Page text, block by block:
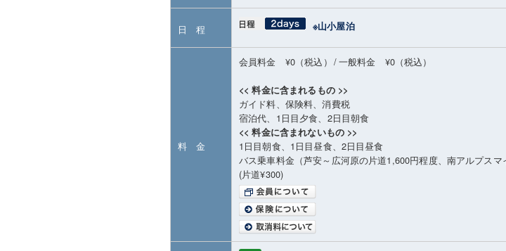
日 程 ※山小屋泊
料 金
会員料金 ¥0（税込） /一般料金 ¥0（税込）
<< 料金に含まれるもの >>
ガイド料、保険料、消費税
宿泊代、1日目夕食、2日目朝食
<< 料金に含まれないもの >>
1日目朝食、1日目昼食、2日目昼食
バス乗車料金（芦安～広河原の片道1,600円程度、南アルプス
(片道¥300)